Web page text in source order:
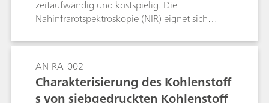
zeitaufwändig und kostspielig. Die
Nahinfrarotspektroskopie (NIR) eignet sich
weniger als einer Minute ohne
Probenvorbereitung zu bestimmen.
AN-RA-002
Charakterisierung des Kohlenstoff
s von siebgedruckten Kohlenstoff